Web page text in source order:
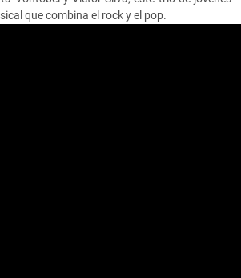
que combina el rock y el pop.